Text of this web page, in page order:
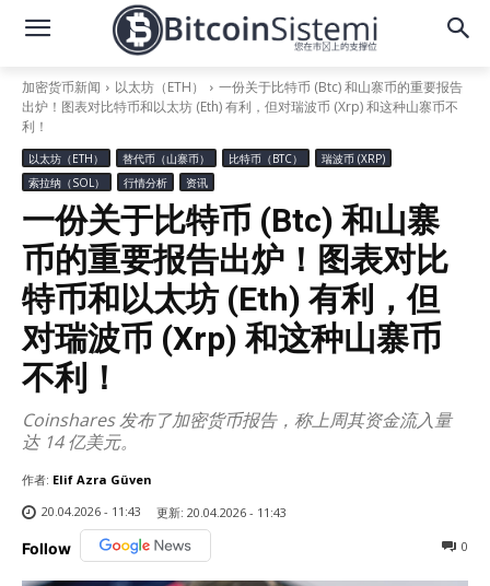
加密货币新闻 以太坊（ETH）
一份关于比特币 (Btc) 和山寨币的重要报告
出炉！图表对比特币和以太坊 (Eth) 有利，但对瑞波币 (Xrp) 和这种山寨币不
利！
以太坊（ETH） 替代币（山寨币） 比特币（BTC）
瑞波币 (XRP)
索拉纳（SOL）
行情分析 资讯
一份关于比特币 (Btc) 和山寨
币的重要报告出炉！图表对比
特币和以太坊 (Eth) 有利，但
对瑞波币 (Xrp) 和这种山寨币
不利！
Coinshares 发布了加密货币报告，称上周其资金流入量
达 14 亿美元。
作者: Elif Azra Güven
20.04.2026 - 11:43
更新: 20.04.2026 - 11:43
Follow 0